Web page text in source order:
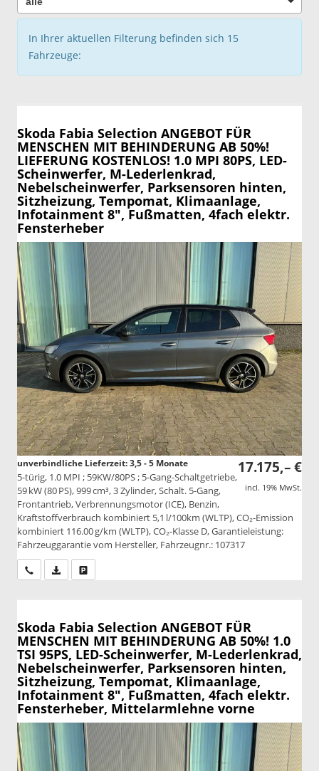
In Ihrer aktuellen Filterung befinden sich 15
Fahrzeuge:
Skoda Fabia Selection ANGEBOT FÜR
MENSCHEN MIT BEHINDERUNG AB 50%!
LIEFERUNG KOSTENLOS! 1.0 MPI 80PS, LED-
Scheinwerfer, M-Lederlenkrad,
Nebelscheinwerfer, Parksensoren hinten,
Sitzheizung, Tempomat, Klimaanlage,
Infotainment 8", Fußmatten, 4fach elektr.
Fensterheber
17.175,– €
incl. 19% MwSt.
unverbindliche Lieferzeit: 3,5 - 5 Monate
5-türig, 1.0 MPI ; 59KW/80PS ; 5-Gang-Schaltgetriebe,
59 kW (80 PS), 999 cm³, 3 Zylinder, Schalt. 5-Gang,
Frontantrieb, Verbrennungsmotor (ICE), Benzin,
Kraftstoffverbrauch kombiniert 5,1 l/100km (WLTP), CO₂-Emission
kombiniert 116.00 g/km (WLTP), CO₂-Klasse D, Garantieleistung:
Fahrzeuggarantie vom Hersteller, Fahrzeugnr.: 107317
Wir rufen Sie anPDF-Datei, Fahrzeugexposé drucken
Skoda Fabia Selection ANGEBOT FÜR
MENSCHEN MIT BEHINDERUNG AB 50%! 1.0
TSI 95PS, LED-Scheinwerfer, M-Lederlenkrad,
Nebelscheinwerfer, Parksensoren hinten,
Sitzheizung, Tempomat, Klimaanlage,
Infotainment 8", Fußmatten, 4fach elektr.
Fensterheber, Mittelarmlehne vorne